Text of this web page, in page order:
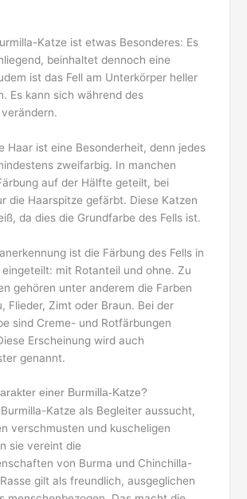
Katze ist etwas Besonderes: Es
beinhaltet dennoch eine
ist das Fell am Unterkörper heller
Es kann sich während des
Haar ist eine Besonderheit, denn jedes
zweifarbig. In manchen
auf der Hälfte geteilt, bei
die Haarspitze gefärbt. Diese Katzen
da dies die Grundfarbe des Fells ist.
ist die Färbung des Fells in
eingeteilt: mit Rotanteil und ohne. Zu
gehören unter anderem die Farben
Flieder, Zimt oder Braun. Bei der
sind Creme- und Rotfärbungen
Erscheinung wird auch
genannt.
einer Burmilla-Katze?
Katze als Begleiter aussucht,
verschmusten und kuscheligen
sie vereint die
von Burma und Chinchilla-
gilt als freundlich, ausgeglichen